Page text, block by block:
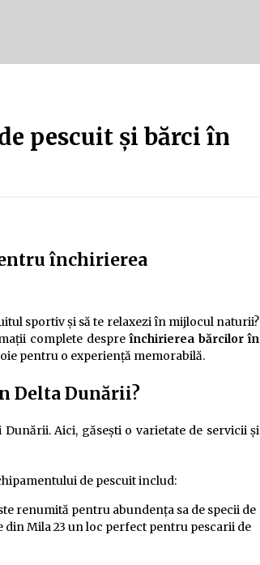
2 ani ago
pescuit și bărci în
închirierea
sportiv și să te relaxezi în mijlocul naturii?
complete despreînchirierea bărcilor în
pentru o experiență memorabilă.
Delta Dunării?
Aici, găsești o varietate de servicii și
de pescuit includ:
renumită pentru abundența sa de specii de
din Mila 23 un loc perfect pentru pescarii de